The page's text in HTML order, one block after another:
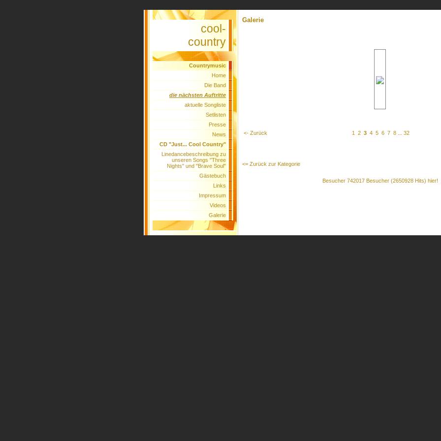
cool-
country
Countrymusic
Home
Die Band
die nächsten Auftritte
aktuelle Songliste
Setlisten
Presse
News
CD "Just... Cool Country"
Linedancebeschreibung zu
unseren Songs "Three
Nights" und "Brave Soul"
Gästebuch
Links
Impressum
Videos
Galerie
Galerie
<- Zurück 1 2 3 4 5 6 7 8 32
<= Zurück zur Kategorie
Besucher 742017 Besucher (2650928 Hits) hier!